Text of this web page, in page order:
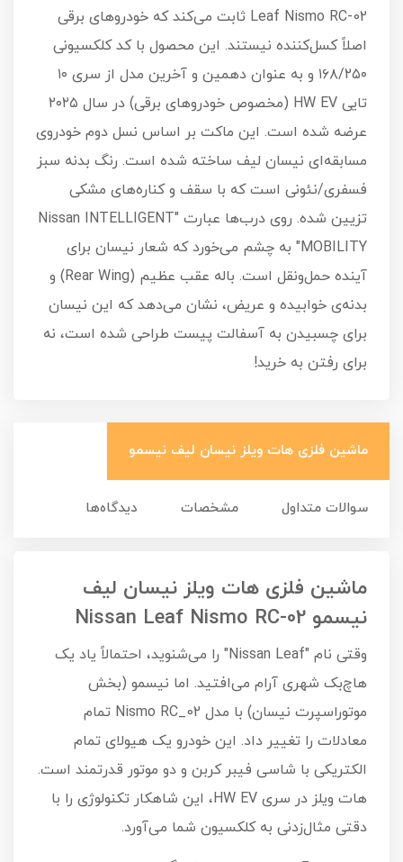
Leaf Nismo RC-02 ثابت می‌کند که خودروهای برقی
اصلاً کسل‌کننده نیستند. این محصول با کد کلکسیونی
۱۶۸/۲۵۰ و به عنوان دهمین و آخرین مدل از سری ۱۰
تایی HW EV (مخصوص خودروهای برقی) در سال ۲۰۲۵
عرضه شده است. این ماکت بر اساس نسل دوم خودروی
مسابقه‌ای نیسان لیف ساخته شده است. رنگ بدنه سبز
فسفری/نئونی است که با سقف و کناره‌های مشکی
تزیین شده. روی درب‌ها عبارت "Nissan INTELLIGENT
MOBILITY" به چشم می‌خورد که شعار نیسان برای
آینده حمل‌ونقل است. باله عقب عظیم (Rear Wing) و
بدنه‌ی خوابیده و عریض، نشان می‌دهد که این نیسان
برای چسبیدن به آسفالت پیست طراحی شده است، نه
برای رفتن به خرید!
ماشین فلزی هات ویلز نیسان لیف نیسمو
سوالات متداول مشخصات دیدگاه‌ها
ماشین فلزی هات ویلز نیسان لیف
نیسمو Nissan Leaf Nismo RC-02
وقتی نام "Nissan Leaf" را می‌شنوید، احتمالاً یاد یک
هاچ‌بک شهری آرام می‌افتید. اما نیسمو (بخش
موتوراسپرت نیسان) با مدل Nismo RC_02 تمام
معادلات را تغییر داد. این خودرو یک هیولای تمام
الکتریکی با شاسی فیبر کربن و دو موتور قدرتمند است.
هات ویلز در سری HW EV، این شاهکار تکنولوژی را با
دقتی مثال‌زدنی به کلکسیون شما می‌آورد.